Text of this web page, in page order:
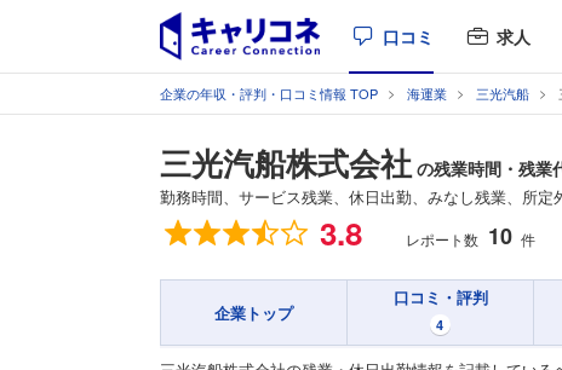
口コミ 求人
企業の年収・評判・口コミ情報 TOP 海運業 三光汽船
三光汽船株式会社 の残業時間・残業
勤務時間、サービス残業、休日出勤、みなし残業、所定
総合評価 3.8 レポート数 10 件
企業トップ
口コミ・評判
4